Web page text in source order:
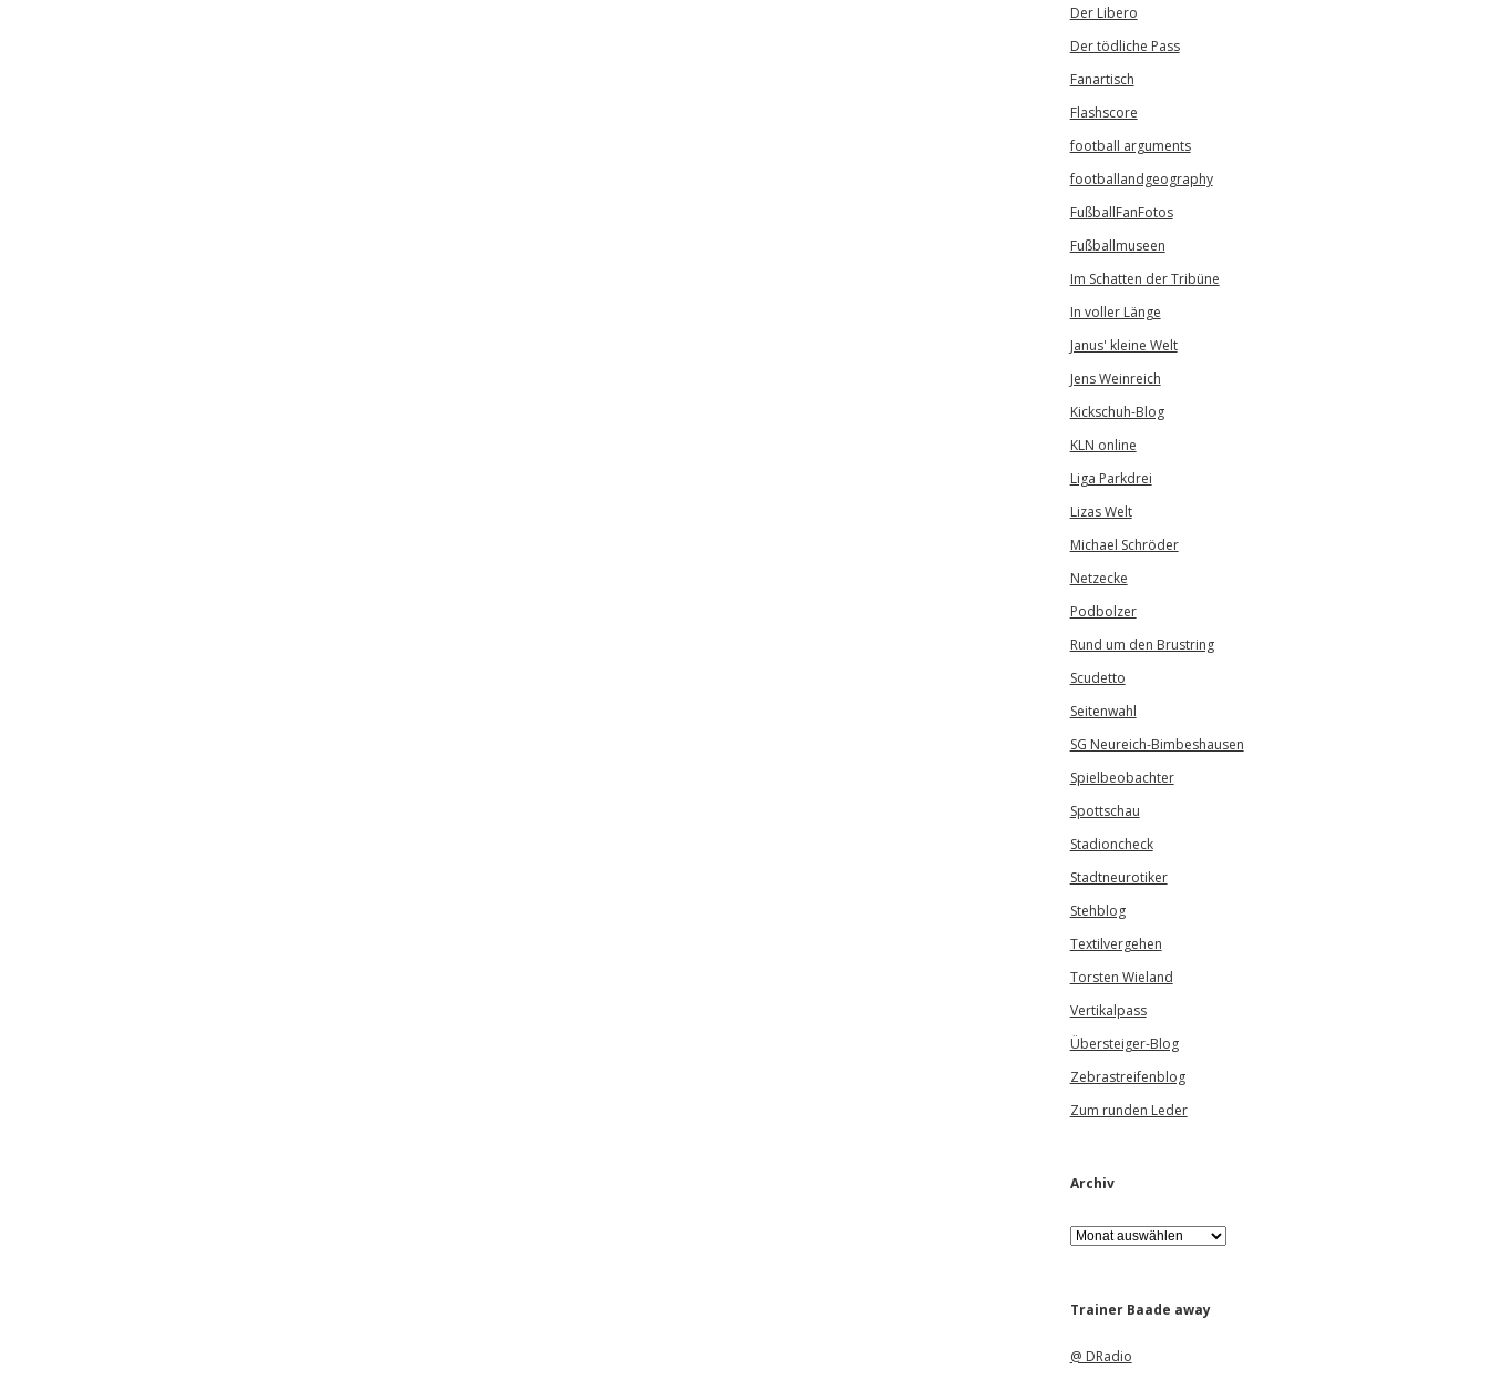
Der Libero
Der tödliche Pass
Fanartisch
Flashscore
football arguments
footballandgeography
FußballFanFotos
Fußballmuseen
Im Schatten der Tribüne
In voller Länge
Janus' kleine Welt
Jens Weinreich
Kickschuh-Blog
KLN online
Liga Parkdrei
Lizas Welt
Michael Schröder
Netzecke
Podbolzer
Rund um den Brustring
Scudetto
Seitenwahl
SG Neureich-Bimbeshausen
Spielbeobachter
Spottschau
Stadioncheck
Stadtneurotiker
Stehblog
Textilvergehen
Torsten Wieland
Vertikalpass
Übersteiger-Blog
Zebrastreifenblog
Zum runden Leder
Archiv
A
r
iTrainer Baade away
@ DRadio